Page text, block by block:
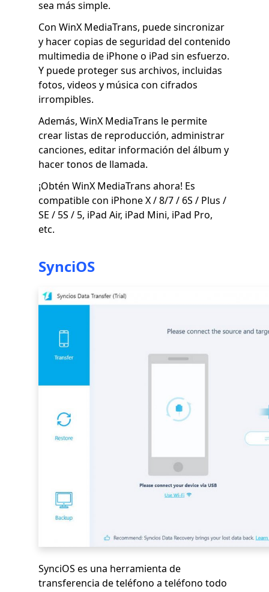
sea más simple.
Con WinX MediaTrans, puede sincronizar
y hacer copias de seguridad del contenido
multimedia de iPhone o iPad sin esfuerzo.
Y puede proteger sus archivos, incluidas
fotos, videos y música con cifrados
irrompibles.
Además, WinX MediaTrans le permite
crear listas de reproducción, administrar
canciones, editar información del álbum y
hacer tonos de llamada.
¡Obtén WinX MediaTrans ahora! Es
compatible con iPhone X / 8/7 / 6S / Plus /
SE / 5S / 5, iPad Air, iPad Mini, iPad Pro,
etc.
SynciOS
SynciOS es una herramienta de
transferencia de teléfono a teléfono todo